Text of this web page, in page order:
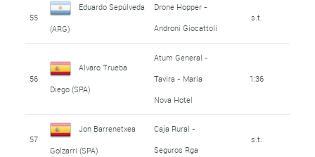
55
Eduardo Sepúlveda
(ARG)
Drone Hopper -
Androni Giocattoli
s.t.
56
Alvaro Trueba
Diego (SPA)
Atum General -
Tavira - Maria
Nova Hotel
1:36
57
Jon Barrenetxea
Golzarri (SPA)
Caja Rural -
Seguros Rga
s.t.